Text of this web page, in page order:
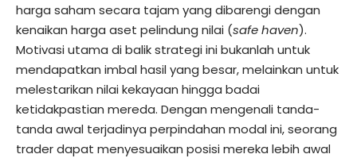
harga saham secara tajam yang dibarengi dengan
kenaikan harga aset pelindung nilai (safe haven).
Motivasi utama di balik strategi ini bukanlah untuk
mendapatkan imbal hasil yang besar, melainkan untuk
melestarikan nilai kekayaan hingga badai
ketidakpastian mereda. Dengan mengenali tanda-
tanda awal terjadinya perpindahan modal ini, seorang
trader dapat menyesuaikan posisi mereka lebih awal